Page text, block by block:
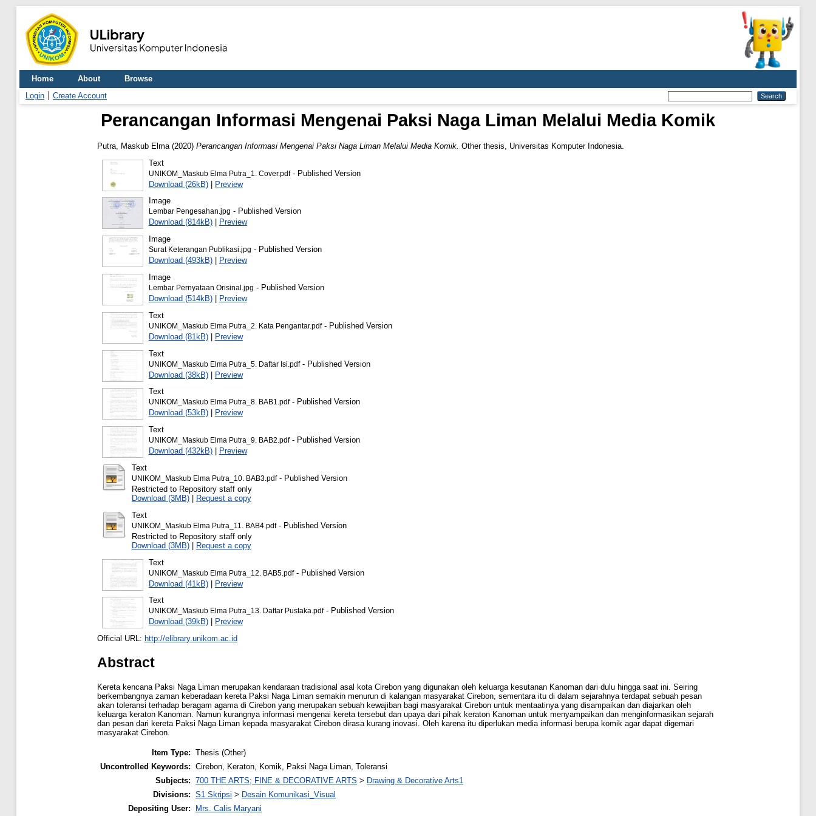
Home About
Browse
Login
Create Account
Perancangan Informasi Mengenai Paksi Naga Liman Melalui Media Komik
Putra, Maskub Elma (2020) Perancangan Informasi Mengenai Paksi Naga Liman Melalui Media Komik. Other thesis, Universitas Komputer Indonesia.
Text
UNIKOM_Maskub Elma Putra_1. Cover.pdf- Published Version
Download (26kB)| Preview
Image
Lembar Pengesahan.jpg - Published Version
Download (814kB)|
Preview
Image
Surat Keterangan Publikasi.jpg - Published Version
Download (493kB)|
Preview
Image
Lembar Pernyataan Orisinal.jpg - Published Version
Download (514kB)|
Preview
Text
UNIKOM_Maskub Elma Putra_2. Kata Pengantar.pdf- Published Version
Download (81kB)|
Preview
Text
UNIKOM_Maskub Elma Putra_5. Daftar Isi.pdf- Published Version
Download (38kB)| Preview
Text
UNIKOM_Maskub Elma Putra_8. BAB1.pdf- Published Version
Download (53kB)|
Preview
Text
UNIKOM_Maskub Elma Putra_9. BAB2.pdf- Published Version
Download (432kB)|
Preview
Text
UNIKOM_Maskub Elma Putra_10. BAB3.pdf- Published Version
Restricted to Repository staff only
Download (3MB)|
Request a copy
Text
UNIKOM_Maskub Elma Putra_11. BAB4.pdf- Published Version
Restricted to Repository staff only
Download (3MB)|
Request a copy
Text
UNIKOM_Maskub Elma Putra_12. BAB5.pdf- Published Version
Download (41kB)| Preview
Text
UNIKOM_Maskub Elma Putra_13. Daftar Pustaka.pdf- Published Version
Download (39kB)|
Preview
Official URL: http://elibrary.unikom.ac.id
Abstract
Kereta kencana Paksi Naga Liman merupakan kendaraan tradisional asal kota Cirebon yang digunakan oleh keluarga kesutanan Kanoman dari dulu hingga saat ini. Seiring
berkembangnya zaman keberadaan kereta Paksi Naga Liman semakin menurun di kalangan masyarakat Cirebon, sementara itu di dalam sejarahnya terdapat sebuah pesan
akan toleransi terhadap beragam agama di Cirebon yang merupakan sebuah kewajiban bagi masyarakat Cirebon untuk mentaatinya yang disampaikan dan diajarkan oleh
keluarga keraton Kanoman. Namun kurangnya informasi mengenai kereta tersebut dan upaya dari pihak keraton Kanoman untuk menyampaikan dan menginformasikan sejarah
dan pesan dari kereta Paksi Naga Liman kepada masyarakat Cirebon dirasa kurang inovasi. Oleh karena itu diperlukan media informasi berupa komik agar dapat digemari
masyarakat Cirebon.
Item Type: Thesis (Other)
Uncontrolled Keywords: Cirebon, Keraton, Komik, Paksi Naga Liman, Toleransi
Subjects: 700 THE ARTS; FINE & DECORATIVE ARTS > Drawing & Decorative Arts1
Divisions: S1 Skripsi > Desain Komunikasi_Visual
Depositing User:
Mrs. Calis Maryani